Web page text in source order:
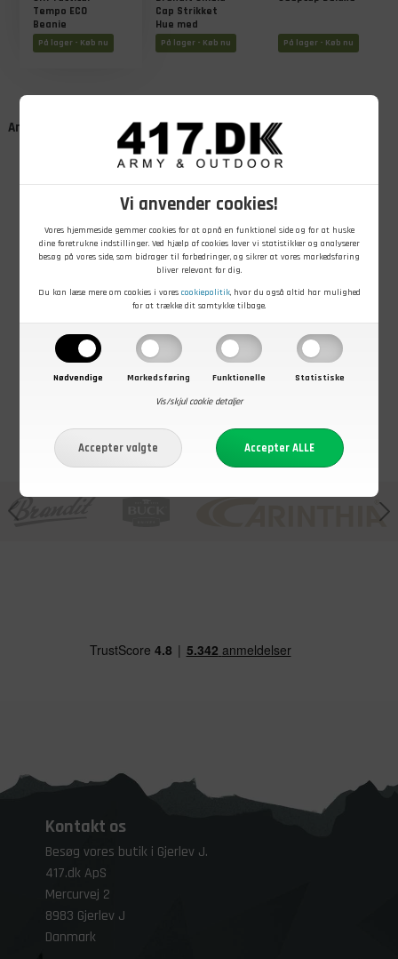
Vi anvender cookies!
Vores hjemmeside gemmer cookies for at opnå en funktionel side og for at huske
dine foretrukne indstillinger. Ved hjælp af cookies laver vi statistikker og analyserer
besøg på vores side, som bidrager til forbedringer, og sikrer at vores markedsføring
bliver relevant for dig.
Du kan læse mere om cookies i vores cookiepolitik, hvor du også altid har mulighed
for at trække dit samtykke tilbage.
Nødvendige Markedsføring Funktionelle
Statistiske
Vis/skjul cookie detaljer
Tempo ECO
Beanie
På lager - Køb nu
Cap Strikket
Hue med
Skygge
På lager - Køb nu På lager - Køb nu
Andre kunder købte også
uld, Grøn, Brugt
På lager - Køb nu
Patruljehue i
På lager - Køb nu På lager - Køb nu
Kontakt os
Besøg vores butik i Gjerlev J.
417.dk ApS
Mercurvej 2
8983 Gjerlev J
Danmark